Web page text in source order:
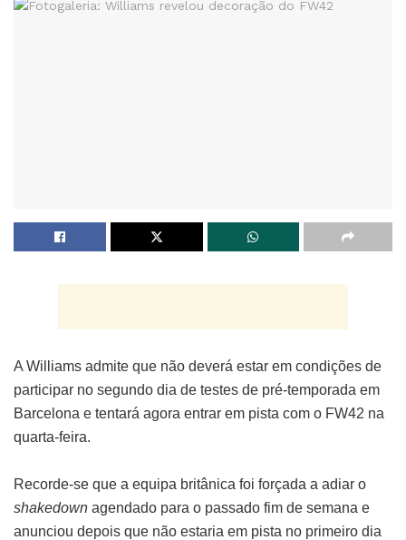
A Williams admite que não deverá estar em condições de
participar no segundo dia de testes de pré-temporada em
Barcelona e tentará agora entrar em pista com o FW42 na
quarta-feira.
Recorde-se que a equipa britânica foi forçada a adiar o
shakedown agendado para o passado fim de semana e
anunciou depois que não estaria em pista no primeiro dia